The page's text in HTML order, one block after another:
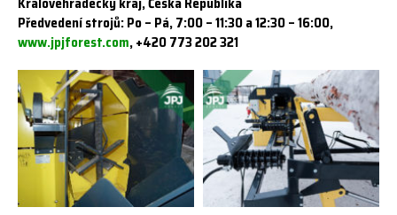
Předvedení strojů: Po – Pá, 7:00 – 11:30 a 12:30 – 16:00,
www.jpjforest.com, +420 773 202 321